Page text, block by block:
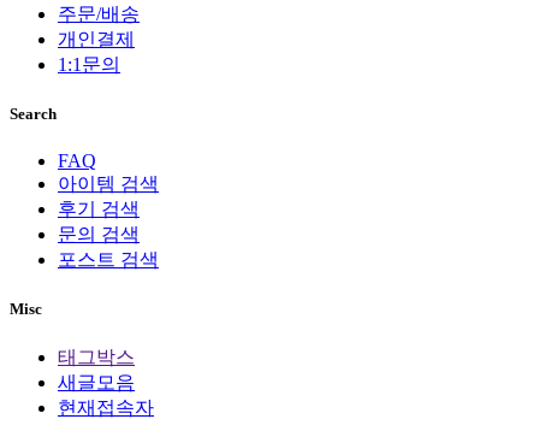
주문/배송
개인결제
1:1문의
Search
FAQ
아이템 검색
후기 검색
문의 검색
포스트 검색
Misc
태그박스
새글모음
현재접속자